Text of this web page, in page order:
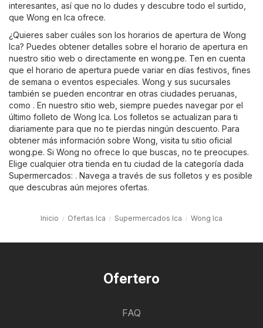
interesantes, así que no lo dudes y descubre todo el surtido,
que Wong en Ica ofrece.
¿Quieres saber cuáles son los horarios de apertura de Wong
Ica? Puedes obtener detalles sobre el horario de apertura en
nuestro sitio web o directamente en wong.pe. Ten en cuenta
que el horario de apertura puede variar en días festivos, fines
de semana o eventos especiales. Wong y sus sucursales
también se pueden encontrar en otras ciudades peruanas,
como . En nuestro sitio web, siempre puedes navegar por el
último folleto de Wong Ica. Los folletos se actualizan para ti
diariamente para que no te pierdas ningún descuento. Para
obtener más información sobre Wong, visita tu sitio oficial
wong.pe. Si Wong no ofrece lo que buscas, no te preocupes.
Elige cualquier otra tienda en tu ciudad de la categoría dada
Supermercados: . Navega a través de sus folletos y es posible
que descubras aún mejores ofertas.
Inicio Ofertas Ica Supermercados Ica Wong Ica
Ofertero
FAQ